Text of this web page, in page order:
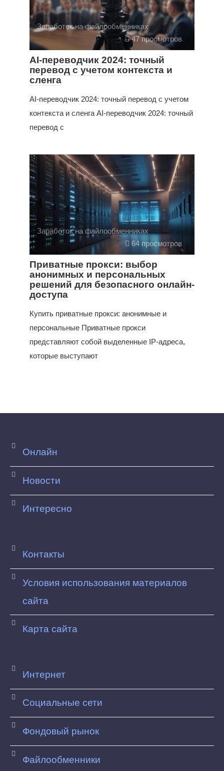
Заработок на файлообменниках
47 просмотров
AI-переводчик 2024: точный
перевод с учетом контекста и
сленга
AI-переводчик 2024: точный перевод с учетом
контекста и сленга AI-переводчик 2024: точный
перевод с
Заработок на файлообменниках
64 просмотров
Приватные прокси: выбор
анонимных и персональных
решений для безопасного онлайн-
доступа
Купить приватные прокси: анонимные и
персональные Приватные прокси
представляют собой выделенные IP-адреса,
которые выступают
Онлайн
Новости
Интересно
Контакты
Условия использования материалов
сайта
Карта сайта
Интернет
Социальные сети
Фондовый рынок
Файлообменники